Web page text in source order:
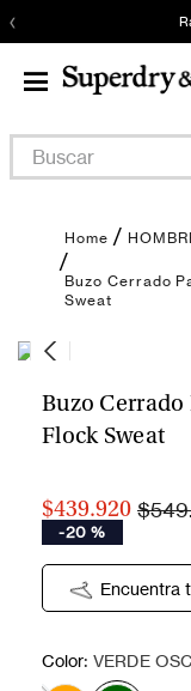
‹
Buscar
Buzo Cerrado
Sweat
Buzo
Flock Sweat
$439.920
-20 %
Encuentra
Color: VERDE